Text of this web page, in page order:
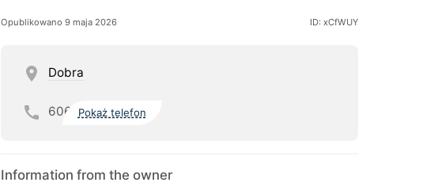
Opublikowano 9 maja 2026 ID: xCfWUY
Dobra
606 Pokaż telefon
Information from the owner